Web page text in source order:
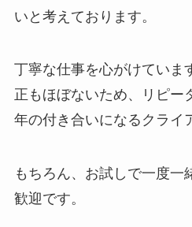
いと考えております。
丁寧な仕事を心がけていま
正もほぼないため、リピー
年の付き合いになるクライ
もちろん、お試しで一度一
歓迎です。